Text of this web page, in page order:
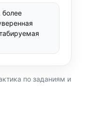
более
по заданиям и